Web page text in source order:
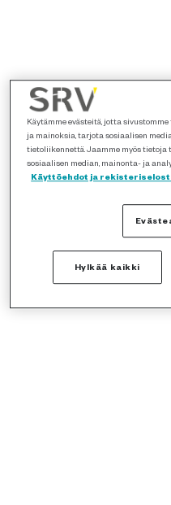
Käytämme evästeitä, jotta
ja mainoksia, tarjota sosiaalisen
tietoliikennettä. Jaamme myös tietoja
sosiaalisen median, mainonta- ja
Käyttöehdot ja
Hylkää kaikki